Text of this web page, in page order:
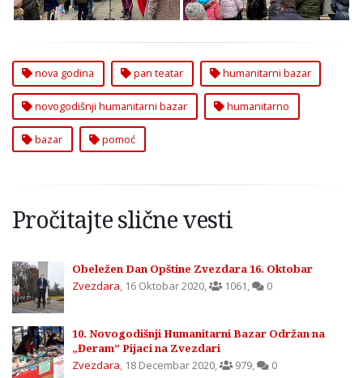
nova godina pan teatar humanitarni bazar
novogodišnji humanitarni bazar humanitarno
bazar pomoć
Pročitajte slične vesti
Obeležen Dan Opštine Zvezdara 16. Oktobar
Zvezdara, 16 Oktobar 2020, 1061, 0
10. Novogodišnji Humanitarni Bazar Održan na
„Đeram” Pijaci na Zvezdari
Zvezdara, 18 Decembar 2020, 979, 0